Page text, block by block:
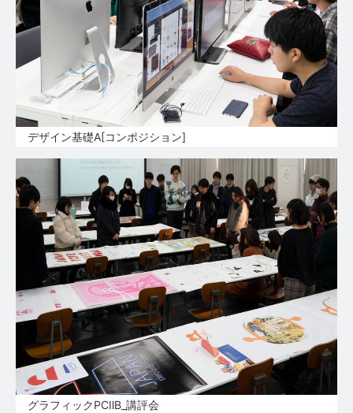
デザイン基礎A[コンポジション]
グラフィックPCⅡB_講評会